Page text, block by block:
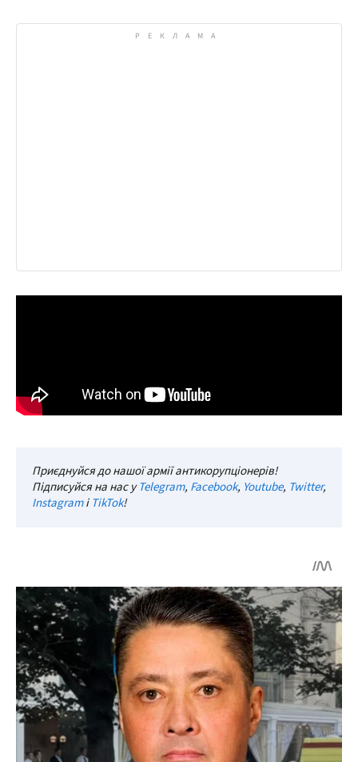
Приєднуйся до нашої армії антикорупціонерів!
Підписуйся на нас уTelegram, Facebook, Youtube, Twitter,
InstagramіTikTok!